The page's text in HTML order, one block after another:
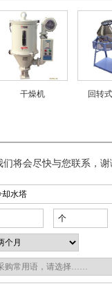
干燥机 回转
将会尽快与您联系，谢